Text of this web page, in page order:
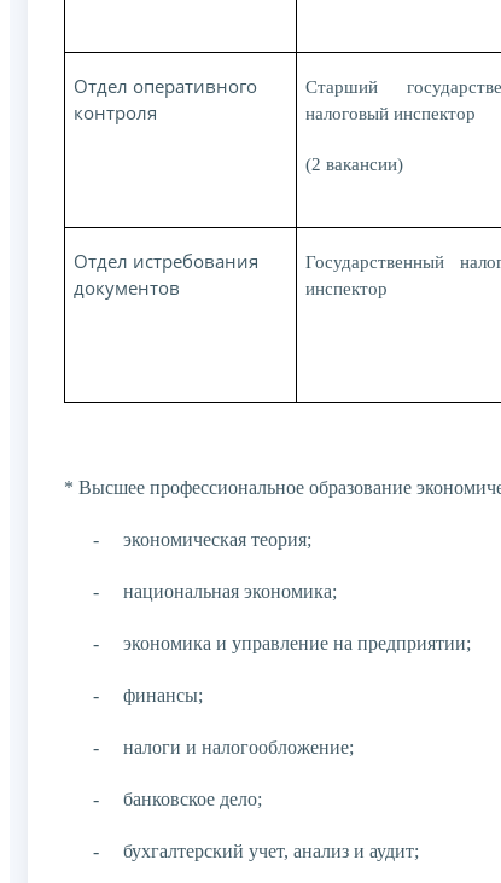
Отдел оперативного
контроля
Старший
налоговый инспектор
(2 вакансии)
Отдел истребования
документов
Государственный
инспектор
* Высшее профессиональное образование
- экономическая теория;
- национальная экономика;
- экономика и управление на предприятии;
- финансы;
- налоги и налогообложение;
- банковское дело;
- бухгалтерский учет, анализ и аудит;